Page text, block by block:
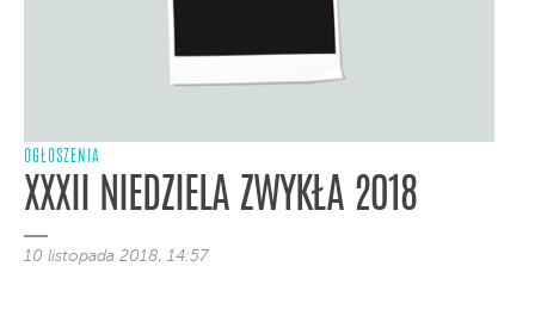
OGŁOSZENIA
XXXII NIEDZIELA ZWYKŁA 2018
10 listopada 2018, 14:57